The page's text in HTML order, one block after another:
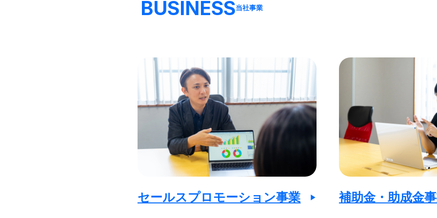
BUSINESS当社事業
セールスプロモーション事業 補助金・助成金